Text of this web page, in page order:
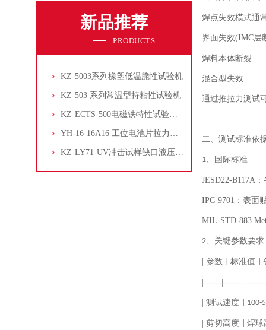
新品推荐
PRODUCTS
KZ-5003系列橡塑低温脆性试验机
KZ-503 系列常温型持粘性试验机
KZ-ECTS-500电磁铁特性试验系统
YH-16-16A16 工位电池片拉力试验机
KZ-LY71-UV冲击试样缺口液压拉床
焊点失效模式通
界面失效(IMC层
焊料本体断裂
混合型失效
通过推拉力测试
二、测试标准依
1、 国际标准
JESD22-B117A：
IPC-9701 ：表面
MIL-STD-883
2、 关键参数要求
参数 标准值
|------|--------
测试速度 | 100-
剪切高度 焊球